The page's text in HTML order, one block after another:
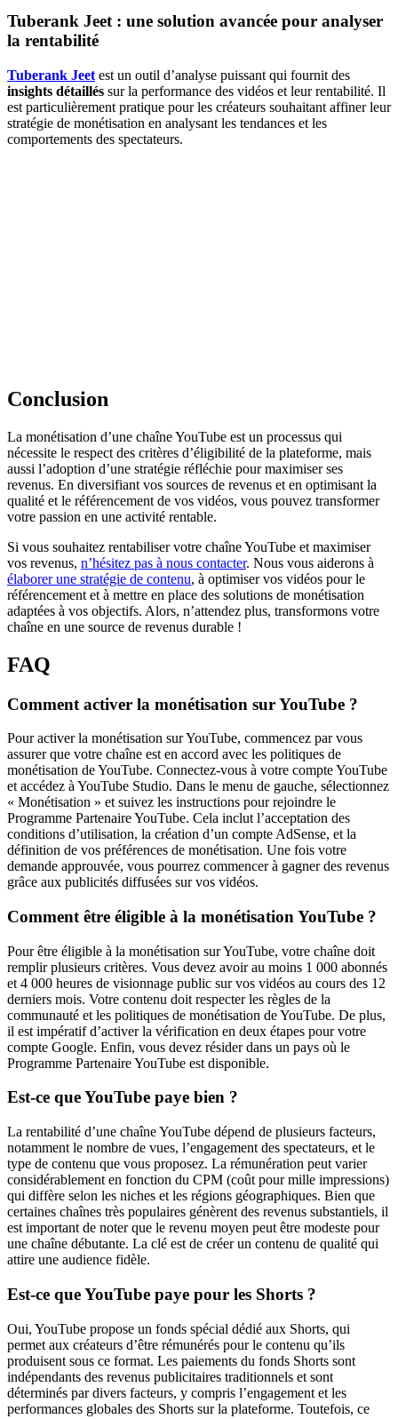
Tuberank Jeet : une solution avancée pour analyser
la rentabilité
Tuberank Jeet est un outil d’analyse puissant qui fournit des
insights détaillés sur la performance des vidéos et leur rentabilité. Il
est particulièrement pratique pour les créateurs souhaitant affiner leur
stratégie de monétisation en analysant les tendances et les
comportements des spectateurs.
Conclusion
La monétisation d’une chaîne YouTube est un processus qui
nécessite le respect des critères d’éligibilité de la plateforme, mais
aussi l’adoption d’une stratégie réfléchie pour maximiser ses
revenus. En diversifiant vos sources de revenus et en optimisant la
qualité et le référencement de vos vidéos, vous pouvez transformer
votre passion en une activité rentable.
Si vous souhaitez rentabiliser votre chaîne YouTube et maximiser
vos revenus, n’hésitez pas à nous contacter. Nous vous aiderons à
élaborer une stratégie de contenu, à optimiser vos vidéos pour le
référencement et à mettre en place des solutions de monétisation
adaptées à vos objectifs. Alors, n’attendez plus, transformons votre
chaîne en une source de revenus durable !
FAQ
Comment activer la monétisation sur YouTube ?
Pour activer la monétisation sur YouTube, commencez par vous
assurer que votre chaîne est en accord avec les politiques de
monétisation de YouTube. Connectez-vous à votre compte YouTube
et accédez à YouTube Studio. Dans le menu de gauche, sélectionnez
« Monétisation » et suivez les instructions pour rejoindre le
Programme Partenaire YouTube. Cela inclut l’acceptation des
conditions d’utilisation, la création d’un compte AdSense, et la
définition de vos préférences de monétisation. Une fois votre
demande approuvée, vous pourrez commencer à gagner des revenus
grâce aux publicités diffusées sur vos vidéos.
Comment être éligible à la monétisation YouTube ?
Pour être éligible à la monétisation sur YouTube, votre chaîne doit
remplir plusieurs critères. Vous devez avoir au moins 1 000 abonnés
et 4 000 heures de visionnage public sur vos vidéos au cours des 12
derniers mois. Votre contenu doit respecter les règles de la
communauté et les politiques de monétisation de YouTube. De plus,
il est impératif d’activer la vérification en deux étapes pour votre
compte Google. Enfin, vous devez résider dans un pays où le
Programme Partenaire YouTube est disponible.
Est-ce que YouTube paye bien ?
La rentabilité d’une chaîne YouTube dépend de plusieurs facteurs,
notamment le nombre de vues, l’engagement des spectateurs, et le
type de contenu que vous proposez. La rémunération peut varier
considérablement en fonction du CPM (coût pour mille impressions)
qui diffère selon les niches et les régions géographiques. Bien que
certaines chaînes très populaires génèrent des revenus substantiels, il
est important de noter que le revenu moyen peut être modeste pour
une chaîne débutante. La clé est de créer un contenu de qualité qui
attire une audience fidèle.
Est-ce que YouTube paye pour les Shorts ?
Oui, YouTube propose un fonds spécial dédié aux Shorts, qui
permet aux créateurs d’être rémunérés pour le contenu qu’ils
produisent sous ce format. Les paiements du fonds Shorts sont
indépendants des revenus publicitaires traditionnels et sont
déterminés par divers facteurs, y compris l’engagement et les
performances globales des Shorts sur la plateforme. Toutefois, ce